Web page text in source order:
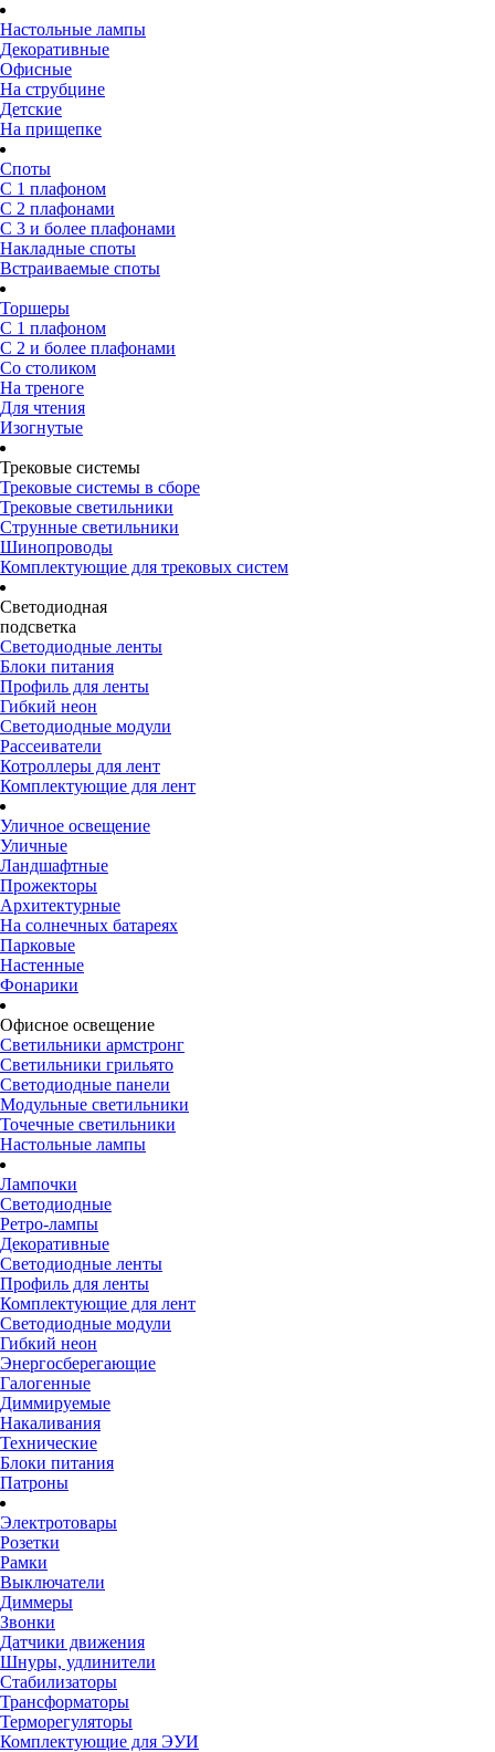
Настольные лампы
Декоративные
Офисные
На струбцине
Детские
На прищепке
Споты
С 1 плафоном
С 2 плафонами
С 3 и более плафонами
Накладные споты
Встраиваемые споты
Торшеры
С 1 плафоном
С 2 и более плафонами
Со столиком
На треноге
Для чтения
Изогнутые
Трековые системы
Трековые системы в сборе
Трековые светильники
Струнные светильники
Шинопроводы
Комплектующие для трековых систем
Светодиодная
подсветка
Светодиодные ленты
Блоки питания
Профиль для ленты
Гибкий неон
Светодиодные модули
Рассеиватели
Котроллеры для лент
Комплектующие для лент
Уличное освещение
Уличные
Ландшафтные
Прожекторы
Архитектурные
На солнечных батареях
Парковые
Настенные
Фонарики
Офисное освещение
Светильники армстронг
Светильники грильято
Светодиодные панели
Модульные светильники
Точечные светильники
Настольные лампы
Лампочки
Светодиодные
Ретро-лампы
Декоративные
Светодиодные ленты
Профиль для ленты
Комплектующие для лент
Светодиодные модули
Гибкий неон
Энергосберегающие
Галогенные
Диммируемые
Накаливания
Технические
Блоки питания
Патроны
Электротовары
Розетки
Рамки
Выключатели
Диммеры
Звонки
Датчики движения
Шнуры, удлинители
Стабилизаторы
Трансформаторы
Терморегуляторы
Комплектующие для ЭУИ